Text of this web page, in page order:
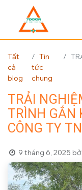
Tất
cả
blog
Tin
tức
chung
TRẢI
TRẢI
TRÌNH GẮN
CÔNG TY
9 tháng 6, 2025 bởi